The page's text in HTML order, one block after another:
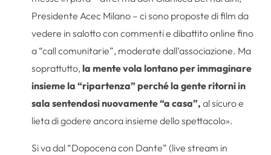
Presidente Acec Milano – ci sono proposte di film da
vedere in salotto con commenti e dibattito online fino
a “call comunitarie”, moderate dall’associazione. Ma
soprattutto,la mente vola lontano per immaginare
insieme la “ripartenza”perché la gente ritorni in
sala sentendosi nuovamente “a casa”, al sicuro e
lieta di godere ancora insieme dello spettacolo».
Si va dal “Dopocena con Dante” (live stream in